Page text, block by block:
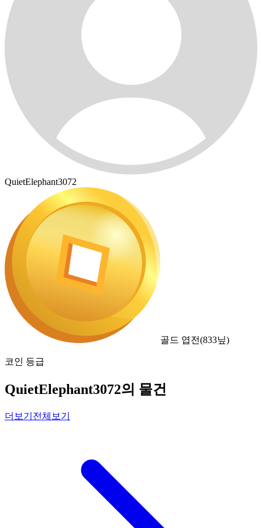
QuietElephant3072
골드 엽전(833닢)
코인 등급
QuietElephant3072의 물건
더보기 전체보기